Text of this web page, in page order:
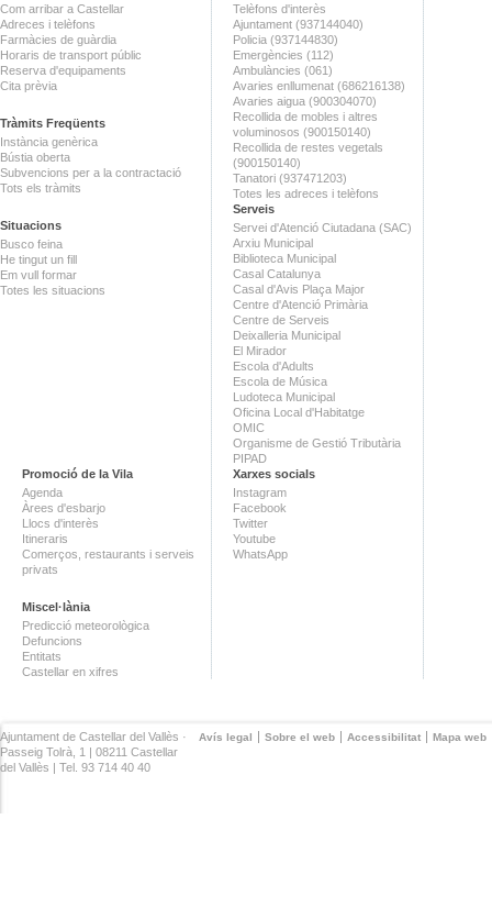
Com arribar a Castellar
Adreces i telèfons
Farmàcies de guàrdia
Horaris de transport públic
Reserva d'equipaments
Cita prèvia
Tràmits Freqüents
Instància genèrica
Bústia oberta
Subvencions per a la contractació
Tots els tràmits
Situacions
Busco feina
He tingut un fill
Em vull formar
Totes les situacions
Telèfons d'interès
Ajuntament (937144040)
Policia (937144830)
Emergències (112)
Ambulàncies (061)
Avaries enllumenat (686216138)
Avaries aigua (900304070)
Recollida de mobles i altres
voluminosos (900150140)
Recollida de restes vegetals
(900150140)
Tanatori (937471203)
Totes les adreces i telèfons
Serveis
Servei d'Atenció Ciutadana (SAC)
Arxiu Municipal
Biblioteca Municipal
Casal Catalunya
Casal d'Avis Plaça Major
Centre d'Atenció Primària
Centre de Serveis
Deixalleria Municipal
El Mirador
Escola d'Adults
Escola de Música
Ludoteca Municipal
Oficina Local d'Habitatge
OMIC
Organisme de Gestió Tributària
PIPAD
Promoció de la Vila
Agenda
Àrees d'esbarjo
Llocs d'interès
Itineraris
Comerços, restaurants i serveis
privats
Miscel·lània
Predicció meteorològica
Defuncions
Entitats
Castellar en xifres
Xarxes socials
Instagram
Facebook
Twitter
Youtube
WhatsApp
Avís legal Sobre el web Accessibilitat Mapa web
Ajuntament de Castellar del Vallès ·
Passeig Tolrà, 1 | 08211 Castellar
del Vallès | Tel. 93 714 40 40